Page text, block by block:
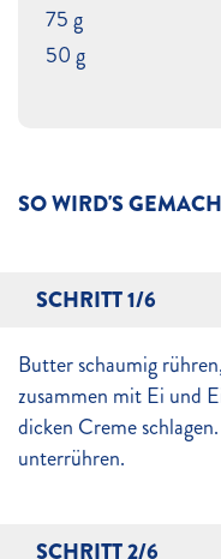
SO WIRD'S
SCHRITT 1/6
Butter schaumig
zusammen mit Ei und
dicken Creme
unterrühren.
SCHRITT 2/6
75 g
50 g